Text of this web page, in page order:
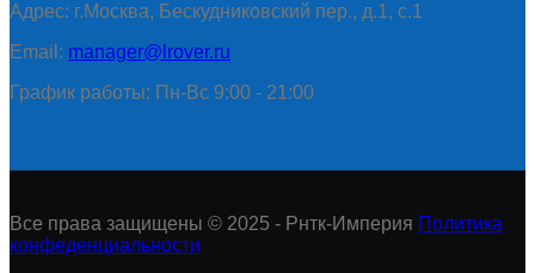
Адрес: г.Москва, Бескудниковский пер., д.1, с.1
Email: manager@lrover.ru
График работы: Пн-Вс 9:00 - 21:00
Все права защищены © 2025 - Рнтк-Империя Политика
конфеденциальности